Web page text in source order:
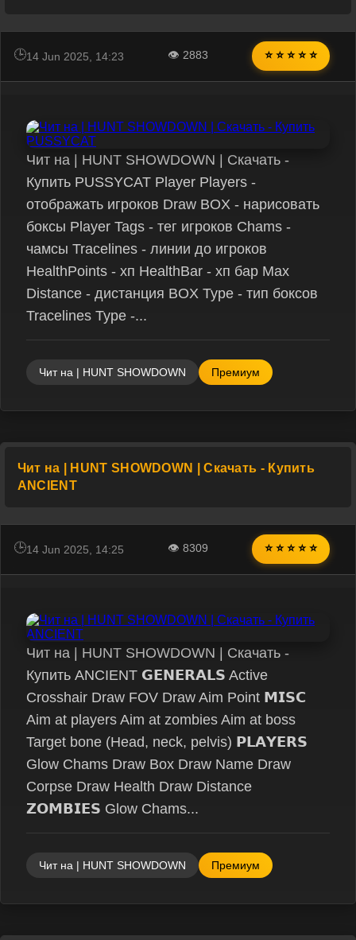
14 Jun 2025, 14:23 👁 2883 ⭐ ⭐ ⭐ ⭐ ⭐
Чит на | HUNT SHOWDOWN | Скачать -
Купить PUSSYCAT Player Players -
отображать игроков Draw BOX - нарисовать
боксы Player Tags - тег игроков Chams -
чамсы Tracelines - линии до игроков
HealthPoints - хп HealthBar - хп бар Max
Distance - дистанция BOX Type - тип боксов
Tracelines Type -...
Чит на | HUNT SHOWDOWN Премиум
Чит на | HUNT SHOWDOWN | Скачать - Купить
ANCIENT
14 Jun 2025, 14:25 👁 8309 ⭐ ⭐ ⭐ ⭐ ⭐
Чит на | HUNT SHOWDOWN | Скачать -
Купить ANCIENT 𝗚𝗘𝗡𝗘𝗥𝗔𝗟𝗦 Active
Crosshair Draw FOV Draw Aim Point 𝗠𝗜𝗦𝗖
Aim at players Aim at zombies Aim at boss
Target bone (Head, neck, pelvis) 𝗣𝗟𝗔𝗬𝗘𝗥𝗦
Glow Chams Draw Box Draw Name Draw
Corpse Draw Health Draw Distance
𝗭𝗢𝗠𝗕𝗜𝗘𝗦 Glow Chams...
Чит на | HUNT SHOWDOWN Премиум